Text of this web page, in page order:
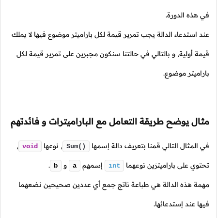
في هذه الدورة.
عند استدعاء الدالة يجب تمرير قيمة لكل باراميتر موضوع فيها لا يملك
قيمة أولية, و بالتالي في حالتنا سنكون مجبرين على تمرير قيمة لكل
باراميتر موضوع.
مثال يوضح طريقة التعامل مع الباراميترات و فائدتهم
في المثال التالي قمنا بتعريف دالة إسمها Sum()
, نوعها void
,
تحتوي على باراميترَين نوعهما int إسمهم a و b
.
مهمة هذه الدالة هي طباعة ناتج جمع أي عددين صحيحين نضعهما
فيها عند إستدعائها.